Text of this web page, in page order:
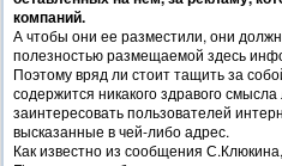
компаний.
А чтобы они ее разместили, они
полезностью размещаемой здесь
Поэтому вряд ли стоит тащить за
содержится никакого здравого
заинтересовать пользователей
высказанные в чей-либо адрес.
Как известно из сообщения